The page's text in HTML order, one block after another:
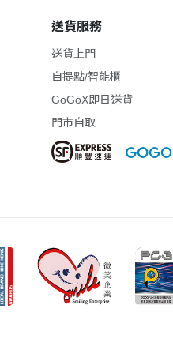
送貨服務
送貨上門
自提點/智能櫃
GoGoX即日送貨
門市自取